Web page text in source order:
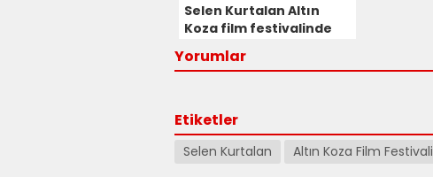
Selen Kurtalan Altın
Koza film festivalinde
oyuncu ödülünü aldı
Yorumlar
Etiketler
Selen Kurtalan Altın Koza Film Festivali